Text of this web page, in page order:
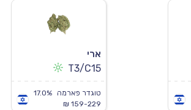
ארי
T3/C15
טוגדר פארמה
17.0%
159-229 ₪